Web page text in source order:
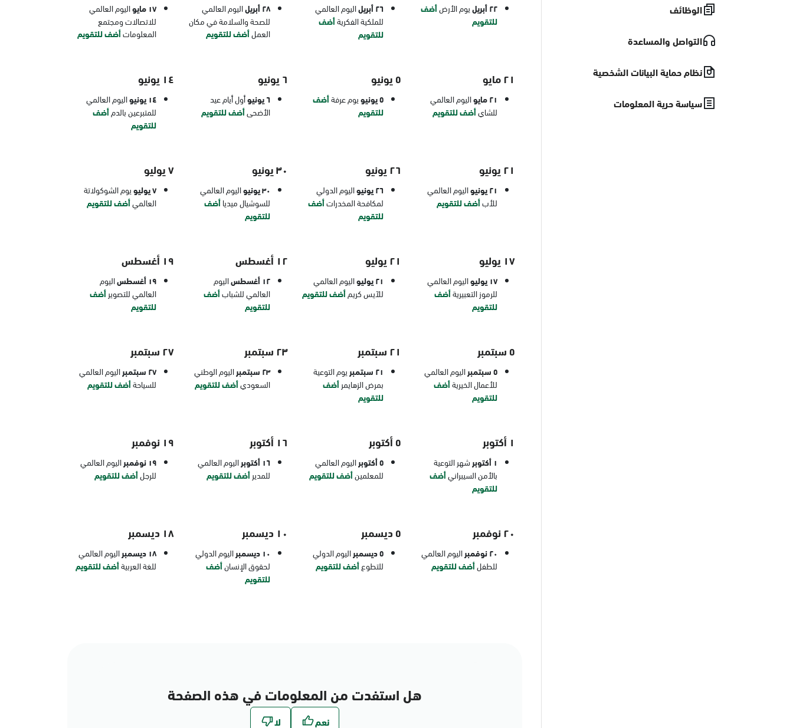
الوظائف
التواصل والمساعدة
نظام حماية البيانات الشخصية
سياسة حرية المعلومات
٢٢ أبريل يوم الأرضأضف
للتقويم
٢٦ أبريل
اليوم العالمي
للملكية الفكريةأضف
للتقويم
٢٨ أبريل
اليوم العالمي
للصحة والسلامة في مكان
العملأضف للتقويم
١٧ مايو
اليوم العالمي
للاتصالات ومجتمع
المعلوماتأضف للتقويم
٢١ مايو
٢١ مايو
اليوم العالمي
للشايأضف للتقويم
٥ يونيو
٥ يونيو يوم عرفةأضف
للتقويم
٦ يونيو
٦ يونيو
أول أيام عيد
الأضحىأضف للتقويم
١٤ يونيو
١٤ يونيو
اليوم العالمي
للمتبرعين بالدمأضف
للتقويم
٢١ يونيو
٢١ يونيو
اليوم العالمي
للأبأضف للتقويم
٢٦ يونيو
٢٦ يونيو
اليوم الدولي
لمكافحة المخدراتأضف
للتقويم
٣٠ يونيو
٣٠ يونيو
اليوم العالمي
للسوشيال ميدياأضف
للتقويم
٧ يوليو
٧ يوليو
يوم الشوكولاتة
العالميأضف للتقويم
١٧ يوليو
١٧ يوليو
اليوم العالمي
للرموز التعبيريةأضف
للتقويم
٢١ يوليو
٢١ يوليو
اليوم العالمي
للآيس كريمأضف للتقويم
١٢ أغسطس
١٢ أغسطس
اليوم
العالمي للشبابأضف
للتقويم
١٩ أغسطس
١٩ أغسطس
اليوم
العالمي للتصويرأضف
للتقويم
٥ سبتمبر
٥ سبتمبر
اليوم العالمي
للأعمال الخيريةأضف
للتقويم
٢١ سبتمبر
٢١ سبتمبر
يوم التوعية
بمرض الزهايمرأضف
للتقويم
٢٣ سبتمبر
٢٣ سبتمبر
اليوم الوطني
السعوديأضف للتقويم
٢٧ سبتمبر
٢٧ سبتمبر
اليوم العالمي
للسياحةأضف للتقويم
١ أكتوبر
١ أكتوبر
شهر التوعية
بالأمن السيبرانيأضف
للتقويم
٥ أكتوبر
٥ أكتوبر
اليوم العالمي
للمعلمينأضف للتقويم
١٦ أكتوبر
١٦ أكتوبر
اليوم العالمي
للمديرأضف للتقويم
١٩ نوفمبر
١٩ نوفمبر
اليوم العالمي
للرجلأضف للتقويم
٢٠ نوفمبر
٢٠ نوفمبر
اليوم العالمي
للطفلأضف للتقويم
٥ ديسمبر
٥ ديسمبر
اليوم الدولي
للتطوعأضف للتقويم
١٠ ديسمبر
١٠ ديسمبر
اليوم الدولي
لحقوق الإنسانأضف
للتقويم
١٨ ديسمبر
١٨ ديسمبر
اليوم العالمي
للغة العربيةأضف للتقويم
هل استفدت من المعلومات في هذه الصفحة